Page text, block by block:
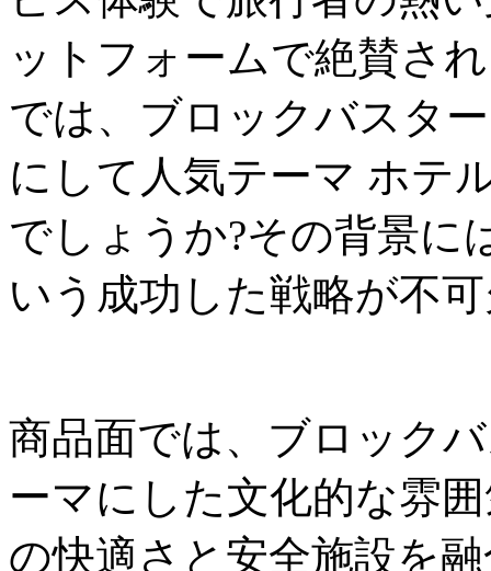
ットフォームで絶賛さ
では、ブロックバスタ
にして人気テーマ ホテ
でしょうか?その背景に
いう成功した戦略が不
商品面では、ブロック
ーマにした文化的な雰
の快適さと安全施設を